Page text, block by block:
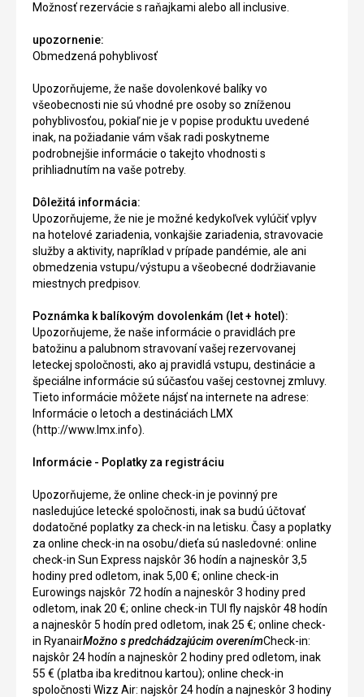
Možnosť rezervácie s raňajkami alebo all inclusive.
upozornenie:
Obmedzená pohyblivosť
Upozorňujeme, že naše dovolenkové balíky vo
všeobecnosti nie sú vhodné pre osoby so zníženou
pohyblivosťou, pokiaľ nie je v popise produktu uvedené
inak, na požiadanie vám však radi poskytneme
podrobnejšie informácie o takejto vhodnosti s
prihliadnutím na vaše potreby.
Dôležitá informácia:
Upozorňujeme, že nie je možné kedykoľvek vylúčiť vplyv
na hotelové zariadenia, vonkajšie zariadenia, stravovacie
služby a aktivity, napríklad v prípade pandémie, ale ani
obmedzenia vstupu/výstupu a všeobecné dodržiavanie
miestnych predpisov.
Poznámka k balíkovým dovolenkám (let + hotel):
Upozorňujeme, že naše informácie o pravidlách pre
batožinu a palubnom stravovaní vašej rezervovanej
leteckej spoločnosti, ako aj pravidlá vstupu, destinácie a
špeciálne informácie sú súčasťou vašej cestovnej zmluvy.
Tieto informácie môžete nájsť na internete na adrese:
Informácie o letoch a destináciách LMX
(http://www.lmx.info).
Informácie - Poplatky za registráciu
Upozorňujeme, že online check-in je povinný pre
nasledujúce letecké spoločnosti, inak sa budú účtovať
dodatočné poplatky za check-in na letisku. Časy a poplatky
za online check-in na osobu/dieťa sú nasledovné: online
check-in Sun Express najskôr 36 hodín a najneskôr 3,5
hodiny pred odletom, inak 5,00 €; online check-in
Eurowings najskôr 72 hodín a najneskôr 3 hodiny pred
odletom, inak 20 €; online check-in TUI fly najskôr 48 hodín
a najneskôr 5 hodín pred odletom, inak 25 €; online check-
in RyanairMožno s predchádzajúcim overenímCheck-in:
najskôr 24 hodín a najneskôr 2 hodiny pred odletom, inak
55 € (platba iba kreditnou kartou); online check-in
spoločnosti Wizz Air: najskôr 24 hodín a najneskôr 3 hodiny